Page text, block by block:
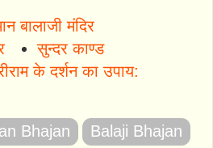
बालाजी मंदिर
सुन्दर काण्ड
के दर्शन का उपाय:
Bhajan Balaji Bhajan